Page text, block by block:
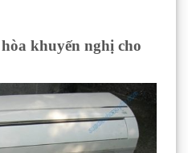
khuyến nghị cho